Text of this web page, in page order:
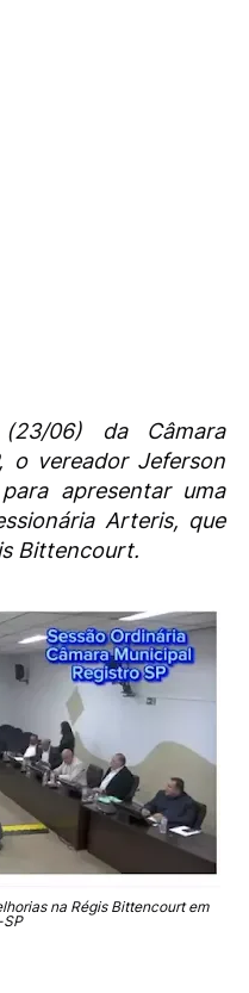
06) da Câmara
o vereador Jeferson
apresentar uma
Arteris, que
Bittencourt.
na Régis Bittencourt em
SP